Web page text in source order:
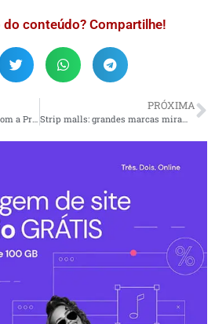
conteúdo? Compartilhe!
PRÓXIMA
Strip malls: grandes marcas miram o varejo de proximidade